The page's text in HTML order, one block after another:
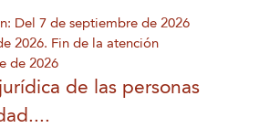
Del 7 de septiembre de 2026
2026. Fin de la atención
de 2026
de las personas